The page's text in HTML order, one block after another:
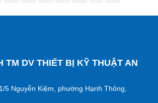
TM DV THIẾT BỊ KỸ THUẬT AN
5 Nguyễn Kiệm, phường Hạnh Thông,